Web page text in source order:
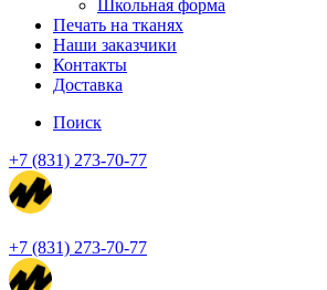
Школьная форма
Печать на тканях
Наши заказчики
Контакты
Доставка
Поиск
+7 (831) 273-70-77
+7 (831) 273-70-77